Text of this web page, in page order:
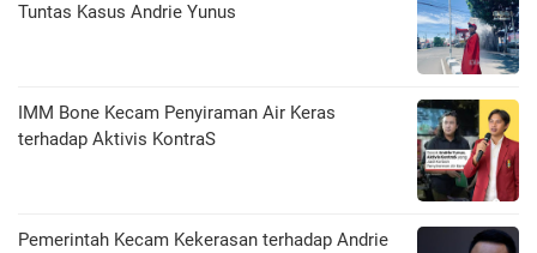
Tuntas Kasus Andrie Yunus
IMM Bone Kecam Penyiraman Air Keras
terhadap Aktivis KontraS
Pemerintah Kecam Kekerasan terhadap Andrie